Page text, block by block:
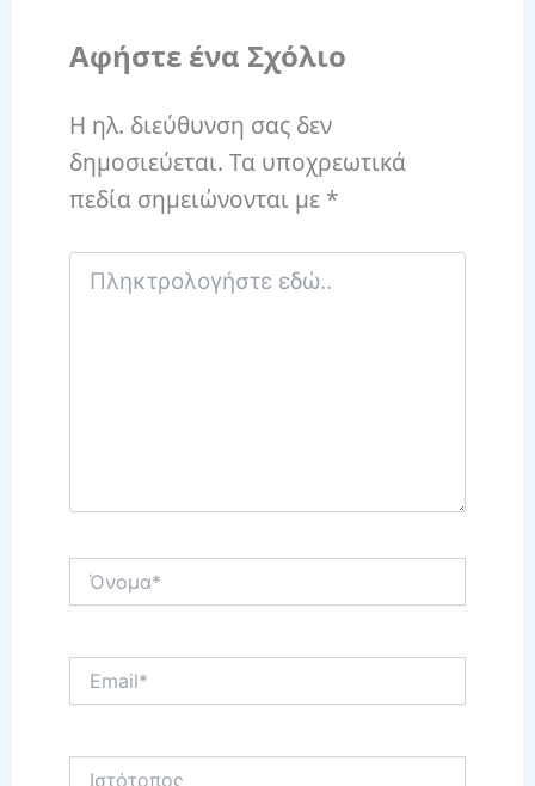
Αφήστε ένα Σχόλιο
Η ηλ. διεύθυνση σας δεν
δημοσιεύεται. Τα υποχρεωτικά
πεδία σημειώνονται με *
Πληκτρολογήστε
εδώ..
Όνομα*
Ιστότοπος